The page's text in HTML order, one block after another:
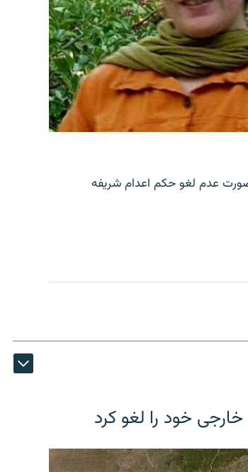
عدم لغو حکم اعدام شریفه
خود را لغو کرد